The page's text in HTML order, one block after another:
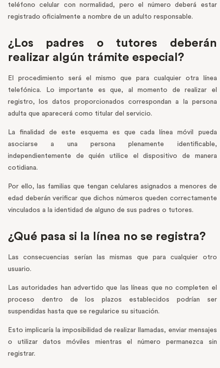
teléfono celular con normalidad, pero el número deberá estar
registrado oficialmente a nombre de un adulto responsable.
¿Los padres o tutores deberán
realizar algún trámite especial?
El procedimiento será el mismo que para cualquier otra línea
telefónica. Lo importante es que, al momento de realizar el
registro, los datos proporcionados correspondan a la persona
adulta que aparecerá como titular del servicio.
La finalidad de este esquema es que cada línea móvil pueda
asociarse a una persona plenamente identificable,
independientemente de quién utilice el dispositivo de manera
cotidiana.
Por ello, las familias que tengan celulares asignados a menores de
edad deberán verificar que dichos números queden correctamente
vinculados a la identidad de alguno de sus padres o tutores.
¿Qué pasa si la línea no se registra?
Las consecuencias serían las mismas que para cualquier otro
usuario.
Las autoridades han advertido que las líneas que no completen el
proceso dentro de los plazos establecidos podrían ser
suspendidas hasta que se regularice su situación.
Esto implicaría la imposibilidad de realizar llamadas, enviar mensajes
o utilizar datos móviles mientras el número permanezca sin
registrar.